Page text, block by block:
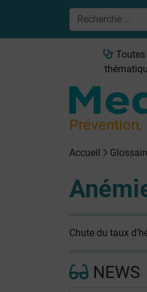
Prévention,
Accueil
Chute du taux
NEWS